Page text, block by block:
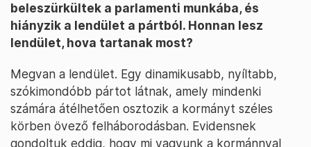
beleszürkültek a parlamenti munkába, és
hiányzik a lendület a pártból. Honnan lesz
lendület, hova tartanak most?
Megvan a lendület. Egy dinamikusabb, nyíltabb,
szókimondóbb pártot látnak, amely mindenki
számára átélhetően osztozik a kormányt széles
körben övező felháborodásban. Evidensnek
gondoltuk eddig, hogy mi vagyunk a kormánnyal